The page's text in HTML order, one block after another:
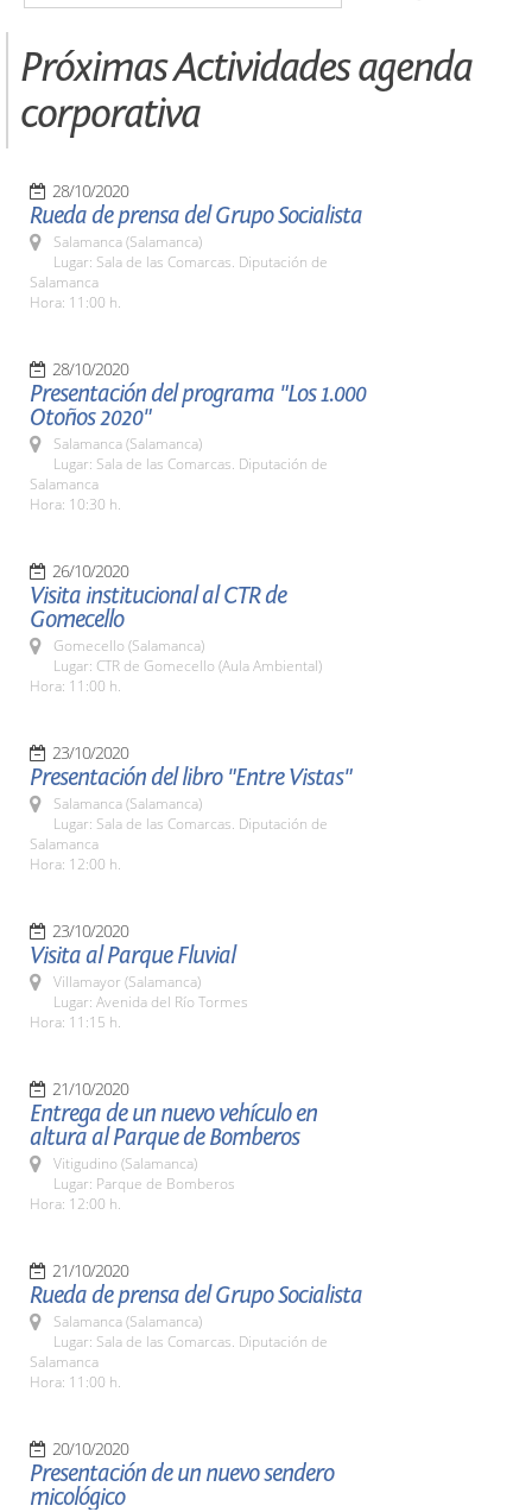
Próximas Actividades agenda
corporativa
28/10/2020
Rueda de prensa del Grupo Socialista
Salamanca (Salamanca)
Lugar: Sala de las Comarcas. Diputación de
Salamanca
Hora: 11:00 h.
28/10/2020
Presentación del programa "Los 1.000
Otoños 2020"
Salamanca (Salamanca)
Lugar: Sala de las Comarcas. Diputación de
Salamanca
Hora: 10:30 h.
26/10/2020
Visita institucional al CTR de
Gomecello
Gomecello (Salamanca)
Lugar: CTR de Gomecello (Aula Ambiental)
Hora: 11:00 h.
23/10/2020
Presentación del libro "Entre Vistas"
Salamanca (Salamanca)
Lugar: Sala de las Comarcas. Diputación de
Salamanca
Hora: 12:00 h.
23/10/2020
Visita al Parque Fluvial
Villamayor (Salamanca)
Lugar: Avenida del Río Tormes
Hora: 11:15 h.
21/10/2020
Entrega de un nuevo vehículo en
altura al Parque de Bomberos
Vitigudino (Salamanca)
Lugar: Parque de Bomberos
Hora: 12:00 h.
21/10/2020
Rueda de prensa del Grupo Socialista
Salamanca (Salamanca)
Lugar: Sala de las Comarcas. Diputación de
Salamanca
Hora: 11:00 h.
20/10/2020
Presentación de un nuevo sendero
micológico